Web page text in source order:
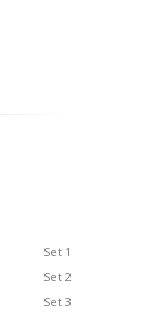
Set 1
Set 2
Set 3